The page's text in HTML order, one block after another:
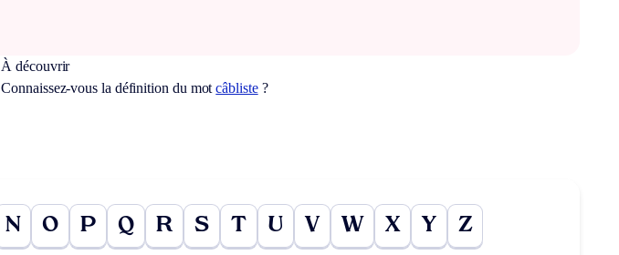
À découvrir
Connaissez-vous la définition du motcâbliste?
N O P Q R S T U V W X Y Z